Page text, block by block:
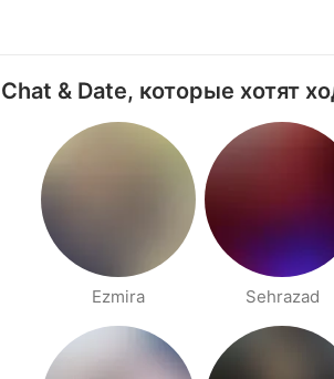
& Date, которые хотят
Ezmira Sehrazad